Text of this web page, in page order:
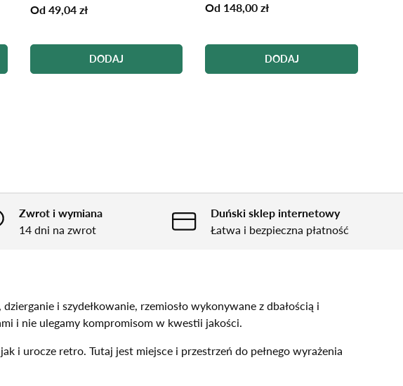
Od 49,04 zł
DODAJ
Od 148,00 zł
DODAJ
Zwrot i wymiana
14 dni na zwrot
Duński sklep internetowy
Łatwa i bezpieczna płatność
i szydełkowanie, rzemiosło wykonywane z dbałością i
i nie ulegamy kompromisom w kwestii jakości.
i urocze retro. Tutaj jest miejsce i przestrzeń do pełnego wyrażenia